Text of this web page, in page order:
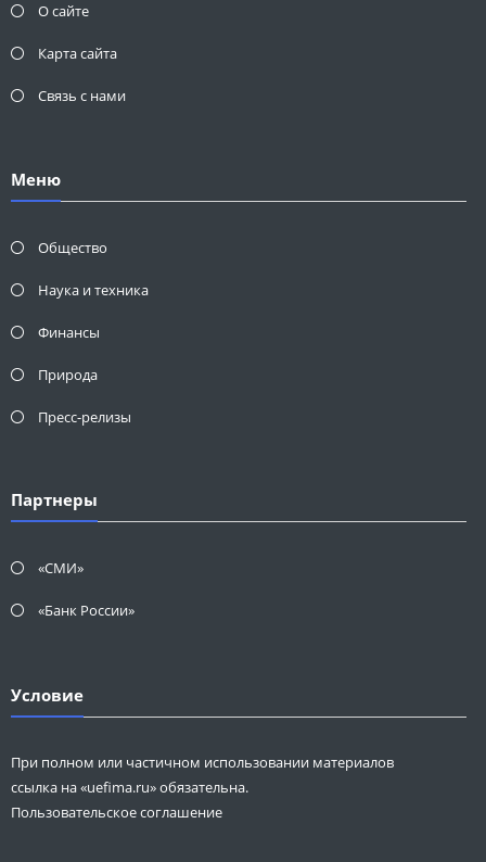
О сайте
Карта сайта
Связь с нами
Меню
Общество
Наука и техника
Финансы
Природа
Пресс-релизы
Партнеры
«СМИ»
«Банк России»
Условие
При полном или частичном использовании материалов
ссылка на «uefima.ru» обязательна.
Пользовательское соглашение